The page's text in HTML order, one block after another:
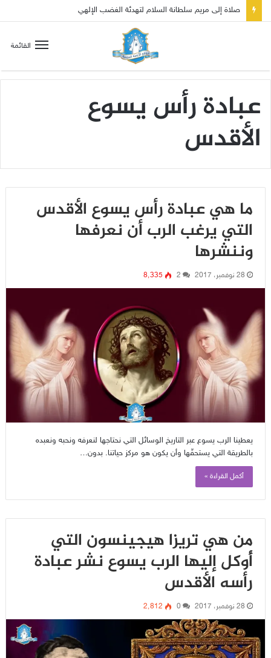
صلاة إلى مريم سلطانة السلام لتهدئة الغضب الإلهي
القائمة
عبادة رأس يسوع
الأقدس
ما هي عبادة رأس يسوع الأقدس
التي يرغب الرب أن نعرفها
وننشرها
28 نوفمبر، 2017 2 8٬335
يعطينا الرب يسوع عبر التاريخ الوسائل التي نحتاجها لنعرفه ونحبه ونعبده
بالطريقة التي يستحقّها وأن يكون هو مركز حياتنا. بدون…
أكمل القراءة »
من هي تريزا هيجينسون التي
أُوكل إليها الرب يسوع نشر عبادة
رأسه الأقدس
28 نوفمبر، 2017 0 2٬812